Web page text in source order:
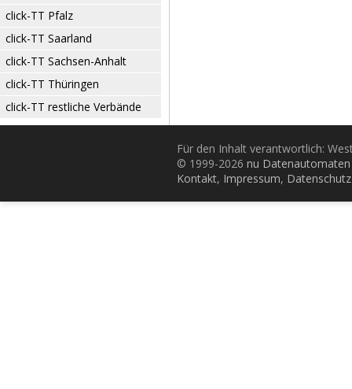
click-TT Pfalz
click-TT Saarland
click-TT Sachsen-Anhalt
click-TT Thüringen
click-TT restliche Verbände
Für den Inhalt verantwortlich:
© 1999-2026 nu
Kontakt, Impressum, Datenschutz